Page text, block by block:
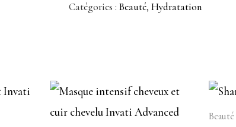
Catégories :Beauté,Hydratation
Beauté